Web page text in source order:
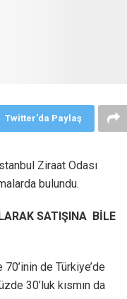
Twitter'da Paylaş
Ziraat Odası
bulundu.
SATIŞINA BİLE
de Türkiye’de
30’luk kısmın da